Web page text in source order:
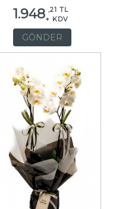
1.948 ,21 TL
+ KDV
GÖNDER